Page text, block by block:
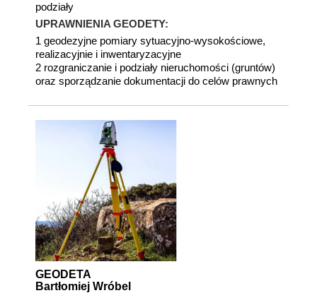
podziały
UPRAWNIENIA GEODETY:
1 geodezyjne pomiary sytuacyjno-wysokościowe,
realizacyjnie i inwentaryzacyjne
2 rozgraniczanie i podziały nieruchomości (gruntów)
oraz sporządzanie dokumentacji do celów prawnych
GEODETA
Bartłomiej Wróbel